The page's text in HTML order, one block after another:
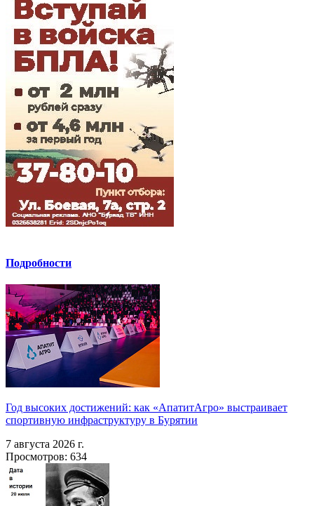
Подробности
Год высоких достижений: как «АпатитАгро» выстраивает
спортивную инфраструктуру в Бурятии
7 августа 2026 г.
Просмотров: 634